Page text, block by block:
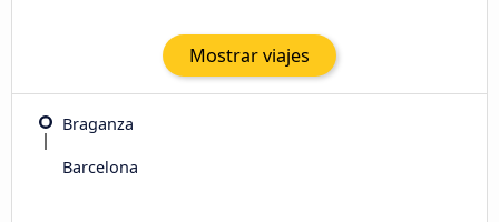
Mostrar viajes
Braganza
Barcelona